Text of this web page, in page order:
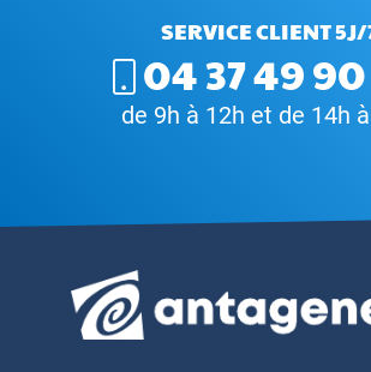
SERVICE CLIENT 5J/
04 37 49
de 9h à 12h et de 14h